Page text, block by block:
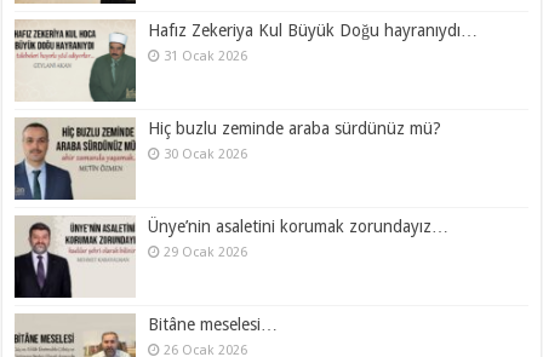
Hafız Zekeriya Kul Büyük Doğu hayranıydı…
31 Ocak 2026
Hiç buzlu zeminde araba sürdünüz mü?
30 Ocak 2026
Ünye’nin asaletini korumak zorundayız…
29 Ocak 2026
Bitâne meselesi…
26 Ocak 2026